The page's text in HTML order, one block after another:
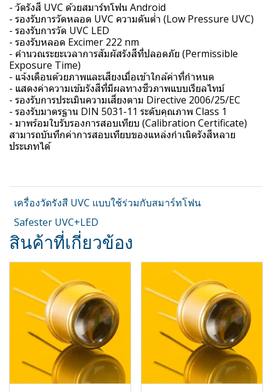
- วัดรังสี UVC ด้วยสมาร์ทโฟน Android
- รองรับการวัดหลอด UVC ความดันต่ำ (Low Pressure UVC)
- รองรับการวัด UVC LED
- รองรับหลอด Excimer 222 nm
- คำนวณระยะเวลาการสัมผัสรังสีที่ปลอดภัย (Permissible
Exposure Time)
- แจ้งเตือนด้วยภาพและเสียงเมื่อเข้าใกล้ค่าที่กำหนด
- แสดงค่าความเข้มรังสีที่มีผลทางชีวภาพแบบเรียลไทม์
- รองรับการประเมินความเสี่ยงตาม Directive 2006/25/EC
- รองรับมาตรฐาน DIN 5031-11 ระดับคุณภาพ Class 1
- มาพร้อมใบรับรองการสอบเทียบ (Calibration Certificate)
สามารถบันทึกค่าการสอบเทียบของแหล่งกำเนิดรังสีหลาย
ประเภทได้
เครื่องวัดรังสี UVC แบบใช้ร่วมกับสมาร์ทโฟน
Safester UVC+LED
สินค้าที่เกี่ยวข้อง